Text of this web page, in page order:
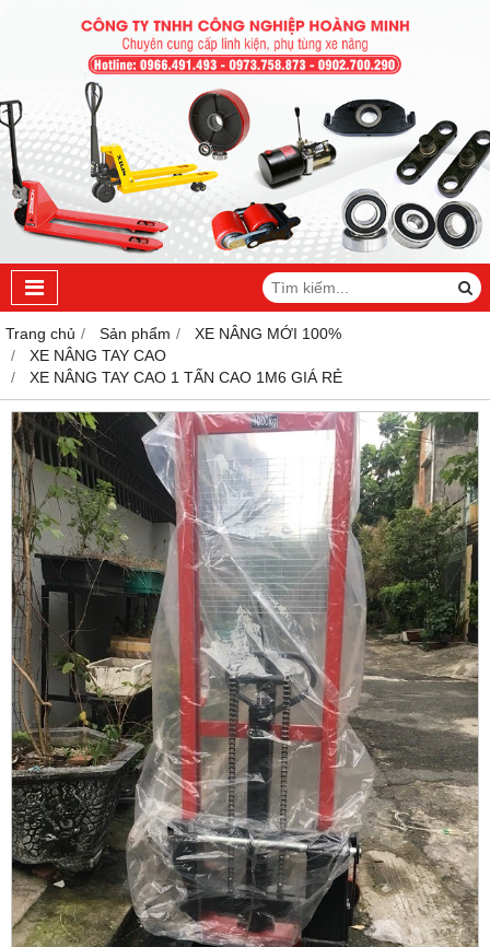
Trang chủ Sản phẩm
XE NÂNG MỚI 100%
XE NÂNG TAY CAO
XE NÂNG TAY CAO 1 TẤN CAO 1M6 GIÁ RẺ